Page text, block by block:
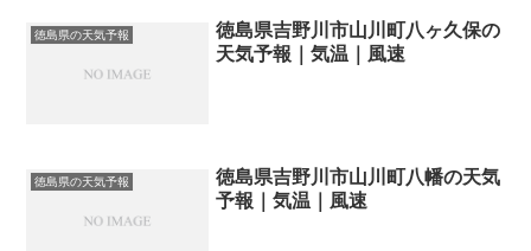
徳島県の天気予報
徳島県吉野川市山川町八ヶ久保の
天気予報｜気温｜風速
徳島県の天気予報
徳島県吉野川市山川町八幡の天気
予報｜気温｜風速